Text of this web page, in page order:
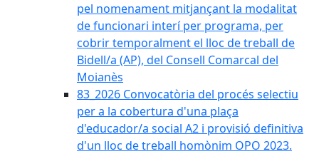
pel nomenament mitjançant la modalitat
de funcionari interí per programa, per
cobrir temporalment el lloc de treball de
Bidell/a (AP), del Consell Comarcal del
Moianès
83_2026 Convocatòria del procés selectiu
per a la cobertura d'una plaça
d'educador/a social A2 i provisió definitiva
d'un lloc de treball homònim OPO 2023.